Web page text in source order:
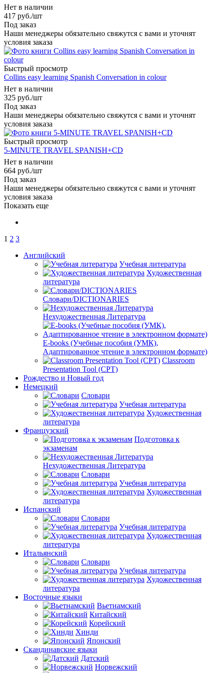
Нет в наличии
417 руб./шт
Под заказ
Наши менеджеры обязательно свяжутся с вами и уточнят
условия заказа
Быстрый просмотр
Collins easy learning Spanish Conversation in colour
Нет в наличии
325 руб./шт
Под заказ
Наши менеджеры обязательно свяжутся с вами и уточнят
условия заказа
Быстрый просмотр
5-MINUTE TRAVEL SPANISH+CD
Нет в наличии
664 руб./шт
Под заказ
Наши менеджеры обязательно свяжутся с вами и уточнят
условия заказа
Показать еще
1 2 3
Английский
Учебная литература
Художественная
литература
Словари/DICTIONARIES
Нехудожественная Литература
E-books (Учебные пособия (УМК),
Адаптированное чтение в электронном формате)
Classroom
Presentation Tool (CPT)
Рождество и Новый год
Немецкий
Словари
Учебная литература
Художественная
литература
Французский
Подготовка к
экзаменам
Нехудожественная Литература
Словари
Учебная литература
Художественная
литература
Испанский
Словари
Учебная литература
Художественная
литература
Итальянский
Словари
Учебная литература
Художественная
литература
Восточные языки
Вьетнамский
Китайский
Корейский
Хинди
Японский
Скандинавские языки
Датский
Норвежский